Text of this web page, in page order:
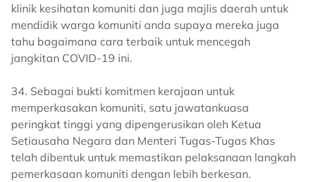
klinik kesihatan komuniti dan juga majlis daerah untuk
mendidik warga komuniti anda supaya mereka juga
tahu bagaimana cara terbaik untuk mencegah
jangkitan COVID-19 ini.
34. Sebagai bukti komitmen kerajaan untuk
memperkasakan komuniti, satu jawatankuasa
peringkat tinggi yang dipengerusikan oleh Ketua
Setiausaha Negara dan Menteri Tugas-Tugas Khas
telah dibentuk untuk memastikan pelaksanaan langkah
pemerkasaan komuniti dengan lebih berkesan.